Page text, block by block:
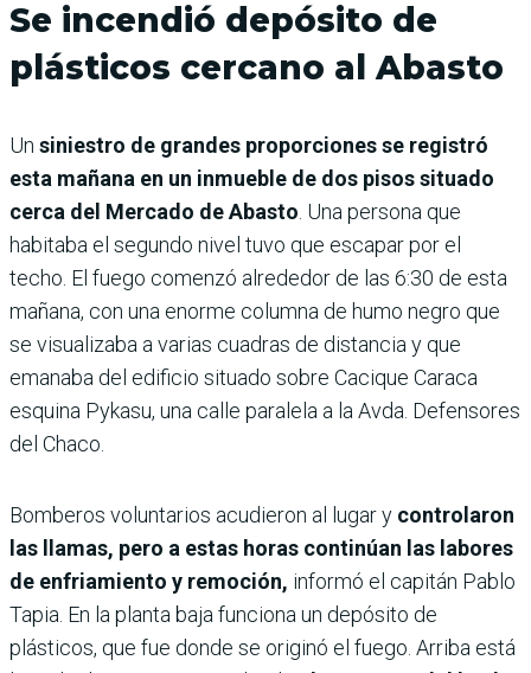
Se incendió depósito de
plásticos cercano al Abasto
Un siniestro de grandes proporciones se registró
esta mañana en un inmueble de dos pisos situado
cerca del Mercado de Abasto . Una persona que
habitaba el segundo nivel tuvo que escapar por el
techo. El fuego comenzó alrededor de las 6:30 de esta
mañana, con una enorme columna de humo negro que
se visualizaba a varias cuadras de distancia y que
emanaba del edificio situado sobre Cacique Caraca
esquina Pykasu, una calle paralela a la Avda. Defensores
del Chaco.
Bomberos voluntarios acudieron al lugar y controlaron
las llamas, pero a estas horas continúan las labores
de enfriamiento y remoción, informó el capitán Pablo
Tapia. En la planta baja funciona un depósito de
plásticos, que fue donde se originó el fuego. Arriba está